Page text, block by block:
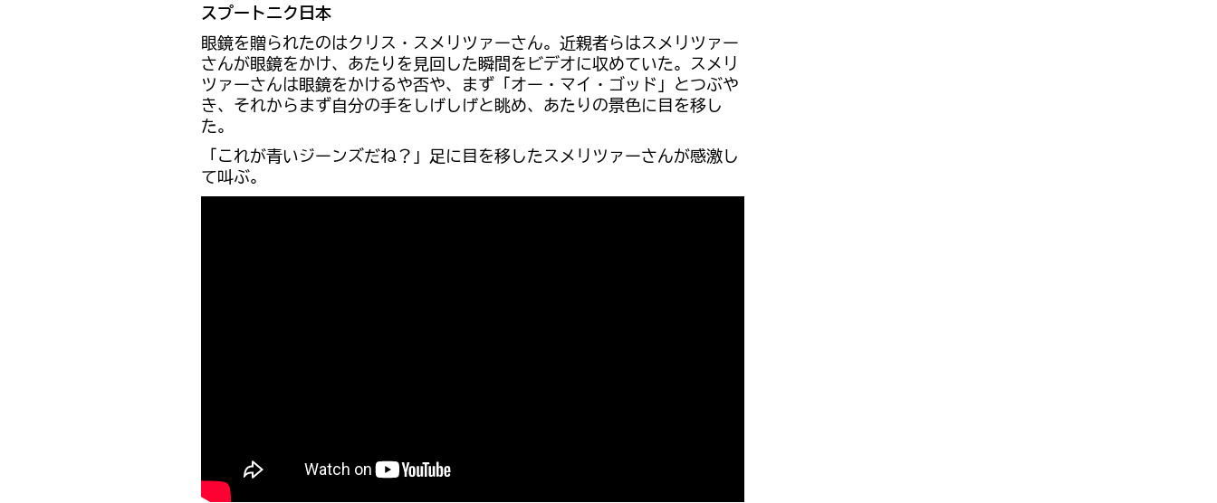
スプートニク日本
眼鏡を贈られたのはクリス・スメリツァーさん。近親者らはスメリツァー
さんが眼鏡をかけ、あたりを見回した瞬間をビデオに収めていた。スメリ
ツァーさんは眼鏡をかけるや否や、まず「オー・マイ・ゴッド」とつぶや
き、それからまず自分の手をしげしげと眺め、あたりの景色に目を移し
た。
「これが青いジーンズだね？」足に目を移したスメリツァーさんが感激し
て叫ぶ。